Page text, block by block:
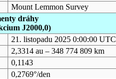
Mount Lemmon Survey
dráhy
J2000,0)
21. listopadu 2025 0:00:00 UTC
2,3314 au – 348 774 809 km
0,1143
0,2769°/den